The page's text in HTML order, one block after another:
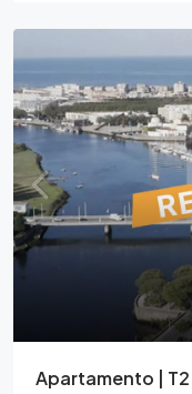
Apartamento |